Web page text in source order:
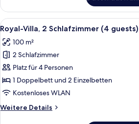
Villa,
2 Schlafzimmer
Alle
Fotos
für
Royal-
Villa,
2 Schlafzimmer
(4
anzeigen
Ein
11
Royal-Villa, 2 Schlafzimmer (4 guests)
100 m²
2 Schlafzimmer
Platz für 4 Personen
1 Doppelbett und 2 Einzelbetten
Kostenloses WLAN
Weitere Details
Weitere